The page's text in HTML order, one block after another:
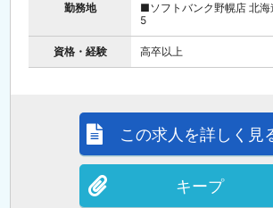
勤務地
■ソフトバンク野幌店 北海
5
資格・経験 高卒以上
この求人を詳しく見
キープ